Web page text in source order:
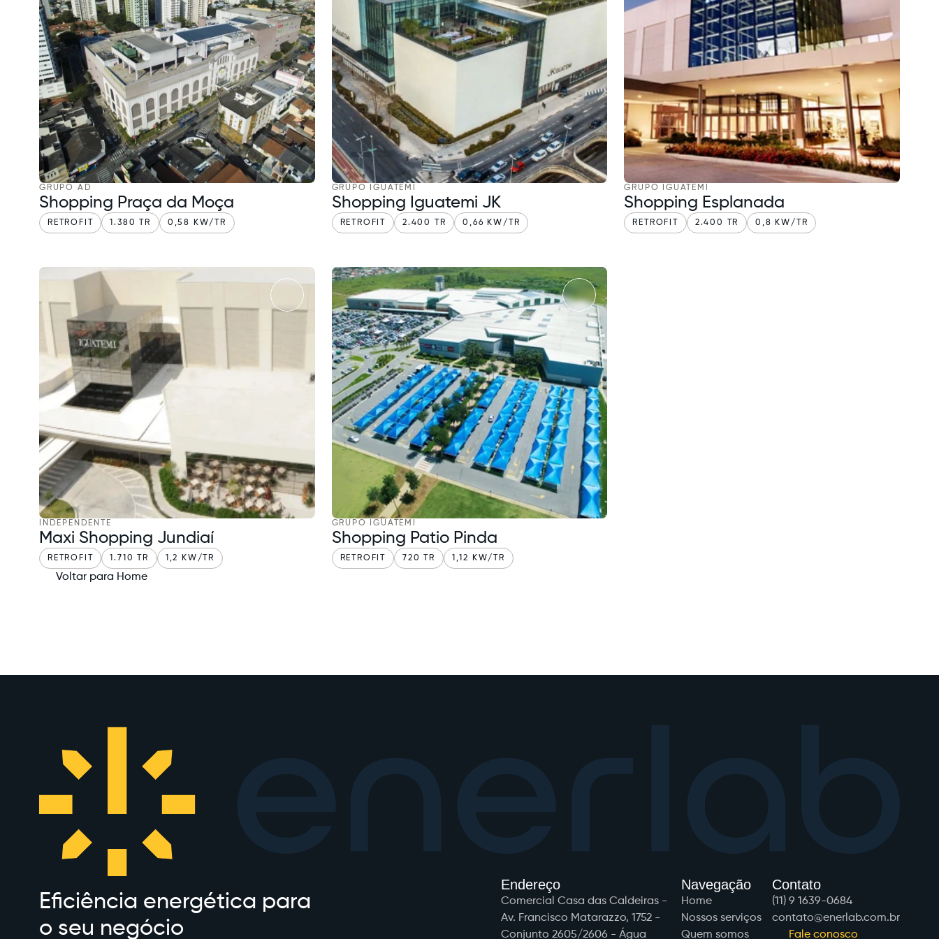
GRUPO AD
Shopping Praça da Moça
RETROFIT 1.380 TR 0,58 KW/TR
GRUPO IGUATEMI
Shopping Iguatemi JK
RETROFIT 2.400 TR 0,66 KW/TR
GRUPO IGUATEMI
Shopping Esplanada
RETROFIT 2.400 TR 0,8 KW/TR
INDEPENDENTE
Maxi Shopping Jundiaí
RETROFIT 1.710 TR 1,2 KW/TR
GRUPO IGUATEMI
Shopping Patio Pinda
RETROFIT 720 TR 1,12 KW/TR
Voltar para Home
Eficiência energética para
o seu negócio
Endereço
Comercial Casa das Caldeiras -
Av. Francisco Matarazzo, 1752 -
Conjunto 2605/2606 - Água
Navegação
Home
Nossos serviços
Quem somos
Contato
(11) 9 1639-0684
contato@enerlab.com.br
Fale conosco